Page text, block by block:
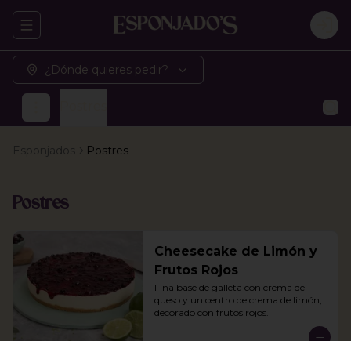
Abrir menu de navegación
¿Dónde quieres pedir?
Esponjados Postres
Postres
Cheesecake de Limón y
Frutos Rojos
Fina base de galleta con crema de
queso y un centro de crema de limón,
decorado con frutos rojos.